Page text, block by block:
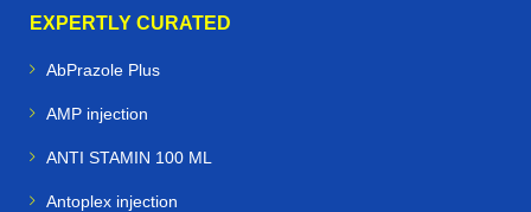
EXPERTLY CURATED
AbPrazole Plus
AMP injection
ANTI STAMIN 100 ML
Antoplex injection